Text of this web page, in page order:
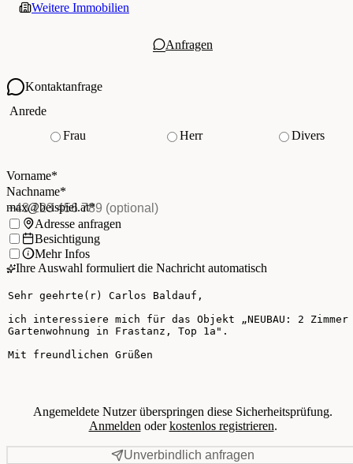
Weitere Immobilien
Anfragen
Kontaktanfrage
Ihre Kontaktdaten
Anrede
Frau
Herr
Divers
Vorname*
Nachname
Nachname*
E-Mail*(Pflichtfeld)
max@beispiel.at*
Telefon(optional)
Ich möchte:Adresse anfragen
Besichtigung
Mehr Infos
Ihre Auswahl formuliert die Nachricht automatisch
Ihre Nachricht
Angemeldete Nutzer überspringen diese Sicherheitsprüfung.
Anmelden oderkostenlos registrieren.
Unverbindlich anfragen